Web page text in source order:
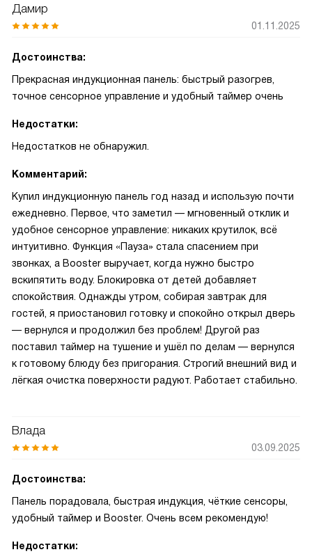
Дамир
01.11.2025
Достоинства:
Прекрасная индукционная панель: быстрый разогрев,
точное сенсорное управление и удобный таймер очень
Недостатки:
Недостатков не обнаружил.
Комментарий:
Купил индукционную панель год назад и использую почти
ежедневно. Первое, что заметил — мгновенный отклик и
удобное сенсорное управление: никаких крутилок, всё
интуитивно. Функция «Пауза» стала спасением при
звонках, а Booster выручает, когда нужно быстро
вскипятить воду. Блокировка от детей добавляет
спокойствия. Однажды утром, собирая завтрак для
гостей, я приостановил готовку и спокойно открыл дверь
— вернулся и продолжил без проблем! Другой раз
поставил таймер на тушение и ушёл по делам — вернулся
к готовому блюду без пригорания. Строгий внешний вид и
лёгкая очистка поверхности радуют. Работает стабильно.
Влада
03.09.2025
Достоинства:
Панель порадовала, быстрая индукция, чёткие сенсоры,
удобный таймер и Booster. Очень всем рекомендую!
Недостатки: